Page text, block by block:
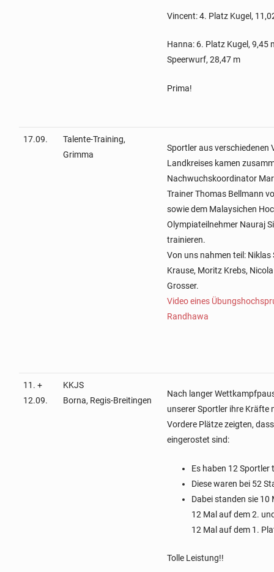
Vincent: 4. Platz Kugel,
Hanna: 6. Platz Kugel, 9,45
Speerwurf, 28,47 m
Prima!
17.09.
Talente-Training,
Grimma
Sportler aus verschiedenen
Landkreises kamen
Nachwuchskoordinator
Trainer Thomas Bellmann
sowie dem Malaysichen
Olympiateilnehmer Nauraj
trainieren.
Von uns nahmen teil: Niklas
Krause, Moritz Krebs,
Grosser.
Video eines
Randhawa
11. +
12.09.
KKJS
Borna, Regis-Breitingen
Nach langer
unserer Sportler ihre Kräfte
Vordere Plätze zeigten,
eingerostet sind:
Es haben 12 Sportler
Diese waren bei 52
Dabei standen sie 10
12 Mal auf dem 2.
12 Mal auf dem 1.
Tolle Leistung!!